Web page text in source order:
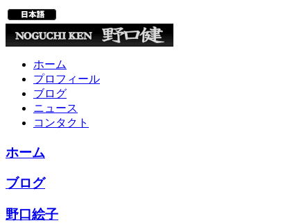
ホーム
プロフィール
ブログ
ニュース
コンタクト
ホーム
ブログ
野口絵子